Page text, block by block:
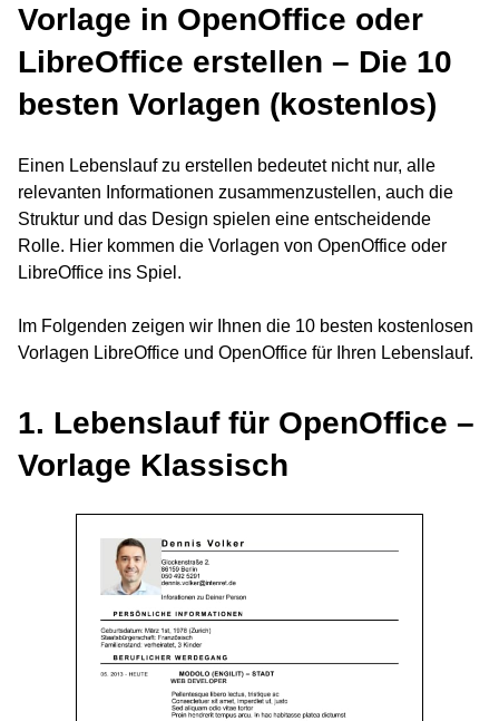
Vorlage in OpenOffice oder
LibreOffice erstellen – Die 10
besten Vorlagen (kostenlos)
Einen Lebenslauf zu erstellen bedeutet nicht nur, alle
relevanten Informationen zusammenzustellen, auch die
Struktur und das Design spielen eine entscheidende
Rolle. Hier kommen die Vorlagen von OpenOffice oder
LibreOffice ins Spiel.
Im Folgenden zeigen wir Ihnen die 10 besten kostenlosen
Vorlagen LibreOffice und OpenOffice für Ihren Lebenslauf.
1. Lebenslauf für OpenOffice –
Vorlage Klassisch